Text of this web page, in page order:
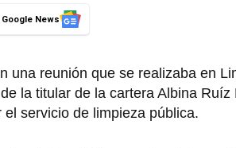
News
una reunión que se realizaba en
la titular de la cartera Albina
servicio de limpieza pública.